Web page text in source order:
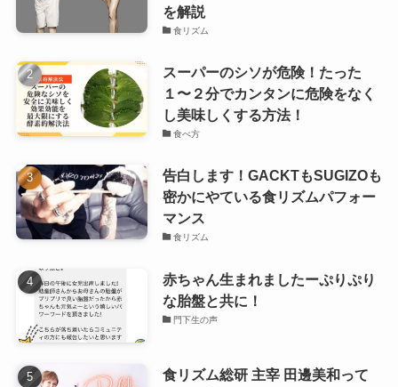
を解説
食リズム
スーパーのシソが危険！たった
１〜２分でカンタンに危険をなく
し美味しくする方法！
食べ方
告白します！GACKTもSUGIZOも
密かにやている食リズムパフォー
マンス
食リズム
赤ちゃん生まれましたーぷりぷり
な胎盤と共に！
門下生の声
食リズム総研 主宰 田邊美和って